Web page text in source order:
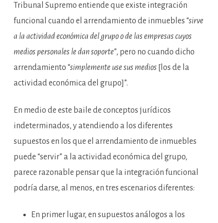
Tribunal Supremo entiende que existe integración
funcional cuando el arrendamiento de inmuebles “sirve
a la actividad económica del grupo o de las empresas cuyos
medios personales le dan soporte”, pero no cuando dicho
arrendamiento “simplemente use sus medios [los de la
actividad económica del grupo]”.
En medio de este baile de conceptos jurídicos
indeterminados, y atendiendo a los diferentes
supuestos en los que el arrendamiento de inmuebles
puede “servir” a la actividad económica del grupo,
parece razonable pensar que la integración funcional
podría darse, al menos, en tres escenarios diferentes:
En primer lugar, en supuestos análogos a los